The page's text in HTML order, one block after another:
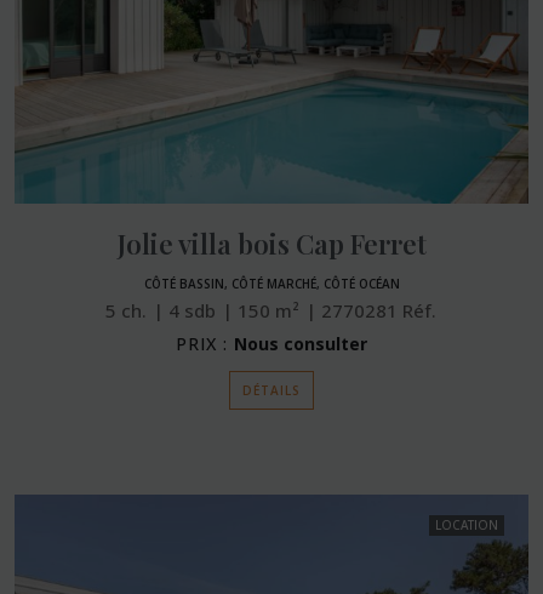
Jolie villa bois Cap Ferret
CÔTÉ BASSIN, CÔTÉ MARCHÉ, CÔTÉ OCÉAN
5 ch. 4 sdb 150 m² 2770281 Réf.
PRIX : Nous consulter
DÉTAILS
LOCATION